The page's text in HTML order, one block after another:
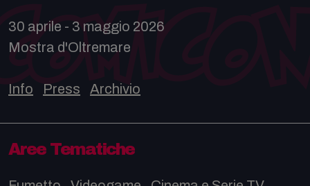
30 aprile - 3 maggio 2026
Mostra d'Oltremare
Info Press Archivio
Aree Tematiche